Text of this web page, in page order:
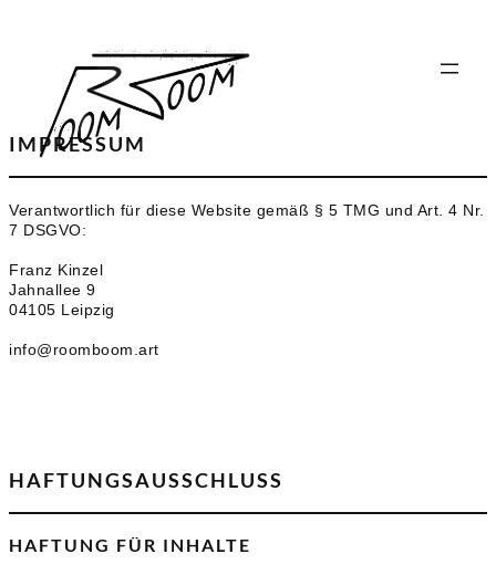
springen
IMPRESSUM
Verantwortlich für diese Website gemäß § 5 TMG und Art. 4 Nr.
7 DSGVO:
Franz Kinzel
Jahnallee 9
04105 Leipzig
info@roomboom.art
HAFTUNGSAUSSCHLUSS
HAFTUNG FÜR INHALTE